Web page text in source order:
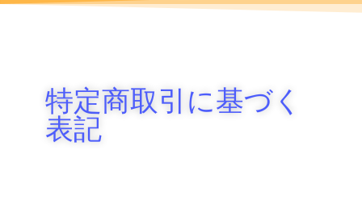
特定商取引に基づく
表記